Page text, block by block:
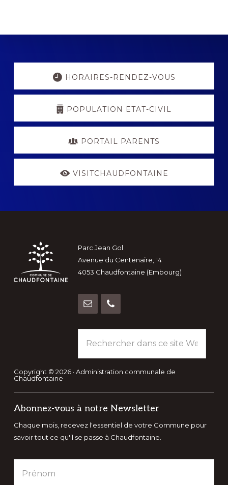
Explore
HORAIRES-RENDEZ-VOUS
POPULATION ETAT-CIVIL
PORTAIL PARENTS
VISITCHAUDFONTAINE
Footer
Parc Jean Gol
Avenue du Centenaire, 14
4053 Chaudfontaine (Embourg)
dans
ce
site
Copyright © 2026 · Administration communale de
Chaudfontaine
Abonnez-vous à notre Newsletter
Chaque mois, recevez l'essentiel de votre Commune pour
savoir tout ce qu'il se passe à Chaudfontaine.